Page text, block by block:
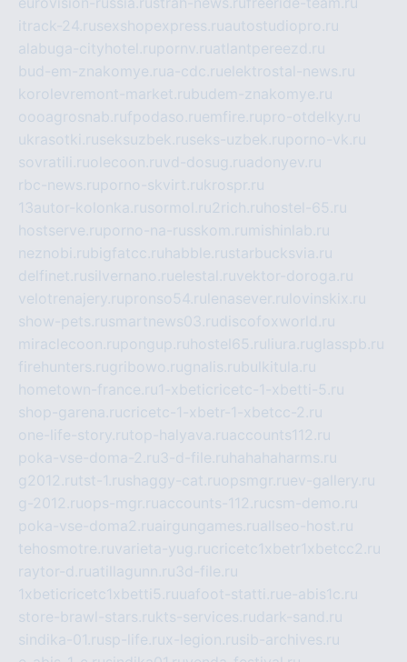
itrack-24.rusexshopexpress.ruautostudiopro.ru
alabuga-cityhotel.rupornv.ruatlantpereezd.ru
bud-em-znakomye.rua-cdc.ruelektrostal-news.ru
korolevremont-market.rubudem-znakomye.ru
oooagrosnab.rufpodaso.ruemfire.rupro-otdelky.ru
ukrasotki.ruseksuzbek.ruseks-uzbek.ruporno-vk.ru
sovratili.ruolecoon.ruvd-dosug.ruadonyev.ru
rbc-news.ruporno-skvirt.rukrospr.ru
13autor-kolonka.rusormol.ru2rich.ru hostel-65.ru
hostserve.ruporno-na-russkom.ru mishinlab.ru
neznobi.rubigfatcc.ru habble.rustarbucksvia.ru
delfinet.rusilvernano.ruelestal.ruvektor-doroga.ru
velotrenajery.rupronso54.ru lenasever.ru lovinskix.ru
show-pets.rusmartnews03.rudiscofoxworld.ru
miraclecoon.rupongup.ru hostel65.ru liura.ruglasspb.ru
firehunters.rugribowo.rugnalis.rubulkitula.ru
hometown-france.ru1-xbeticricetc-1-xbetti-5.ru
shop-garena.rucricetc-1-xbetr-1-xbetcc-2.ru
one-life-story.rutop-halyava.ruaccounts112.ru
poka-vse-doma-2.ru3-d-file.ru hahahaharms.ru
g2012.rutst-1.rushaggy-cat.ruopsmgr.ruev-gallery.ru
g-2012.ruops-mgr.ruaccounts-112.rucsm-demo.ru
poka-vse-doma2.ruairgungames.ruallseo-host.ru
tehosmotre.ruvarieta-yug.rucricetc1xbetr1xbetcc2.ru
raytor-d.ruatillagunn.ru3d-file.ru
1xbeticricetc1xbetti5.ruuafoot-statti.rue-abis1c.ru
store-brawl-stars.rukts-services.rudark-sand.ru
sindika-01.rusp-life.rux-legion.rusib-archives.ru